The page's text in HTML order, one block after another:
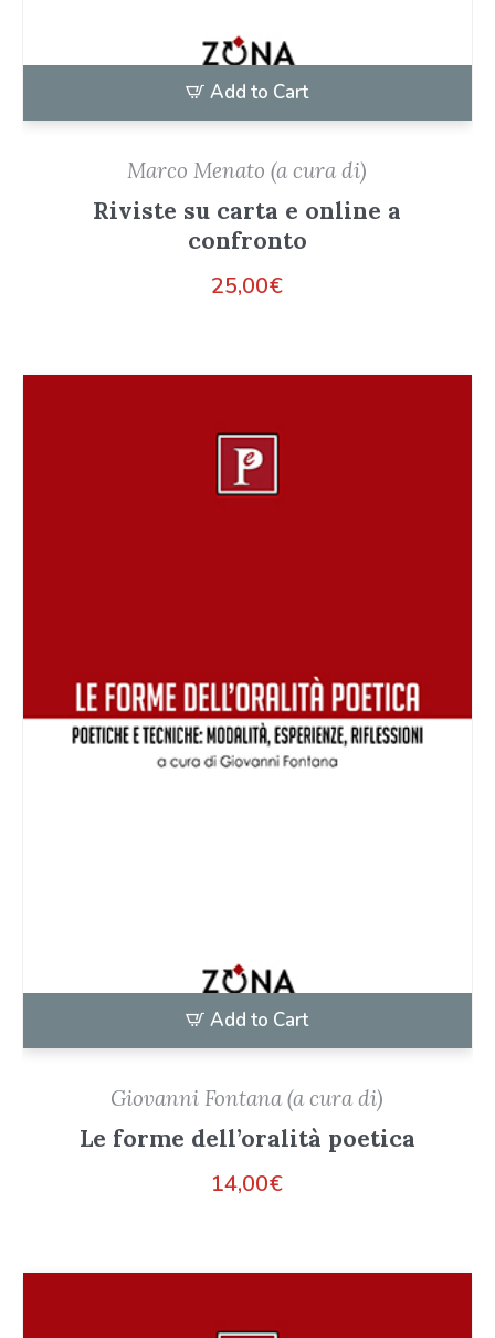
Add to Cart
Marco Menato (a cura di)
Riviste su carta e online a
confronto
25,00€
Add to Cart
Giovanni Fontana (a cura di)
Le forme dell’oralità poetica
14,00€